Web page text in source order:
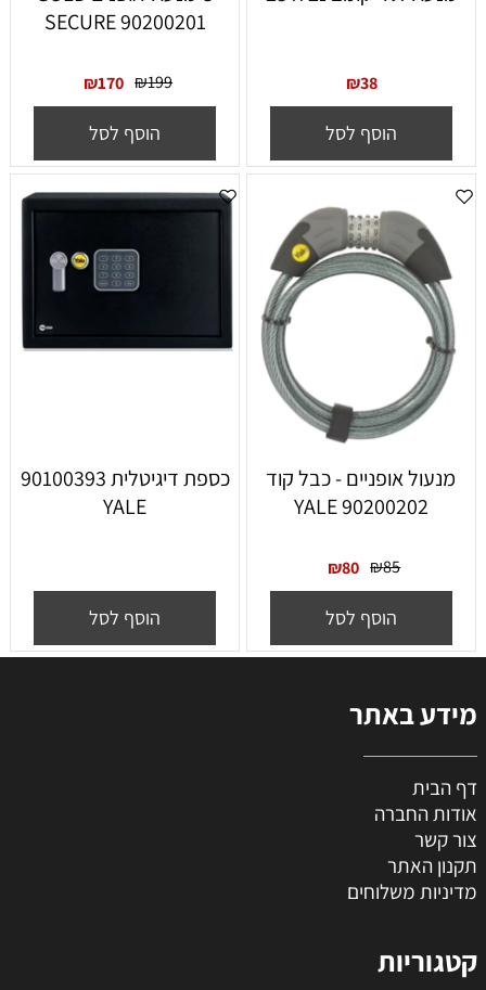
₪38
הוסף לסל
SECURE 90200201
₪199
₪170
הוסף לסל
מנעול אופניים - כבל קוד
YALE 90200202
₪85
₪80
הוסף לסל
כספת דיגיטלית 90100393
YALE
הוסף לסל
מידע באתר
דף הבית
אודות החברה
צור קשר
תקנון האתר
מדיניות משלוחים
קטגוריות